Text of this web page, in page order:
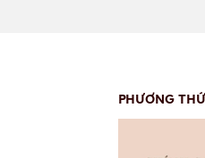
PHƯƠNG